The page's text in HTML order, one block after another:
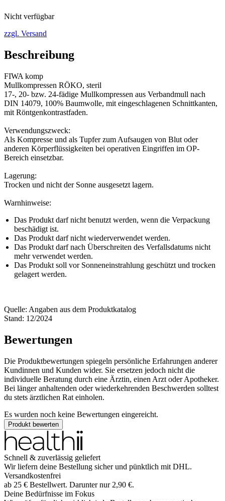
Nicht verfügbar
zzgl. Versand
Beschreibung
FIWA komp
Mullkompressen RÖKO, steril
17-, 20- bzw. 24-fädige Mullkompressen aus Verbandmull nach
DIN 14079, 100% Baumwolle, mit eingeschlagenen Schnittkanten,
mit Röntgenkontrastfaden.
Verwendungszweck:
Als Kompresse und als Tupfer zum Aufsaugen von Blut oder
anderen Körperflüssigkeiten bei operativen Eingriffen im OP-
Bereich einsetzbar.
Lagerung:
Trocken und nicht der Sonne ausgesetzt lagern.
Warnhinweise:
Das Produkt darf nicht benutzt werden, wenn die Verpackung
beschädigt ist.
Das Produkt darf nicht wiederverwendet werden.
Das Produkt darf nach Überschreiten des Verfallsdatums nicht
mehr verwendet werden.
Das Produkt soll vor Sonneneinstrahlung geschützt und trocken
gelagert werden.
Quelle: Angaben aus dem Produktkatalog
Stand: 12/2024
Bewertungen
Die Produktbewertungen spiegeln persönliche Erfahrungen anderer
Kundinnen und Kunden wider. Sie ersetzen jedoch nicht die
individuelle Beratung durch eine Ärztin, einen Arzt oder Apotheker.
Bei länger anhaltenden oder wiederkehrenden Beschwerden solltest
du stets ärztlichen Rat einholen.
Es wurden noch keine Bewertungen eingereicht.
Produkt bewerten
Schnell & zuverlässig geliefert
Wir liefern deine Bestellung sicher und pünktlich mit DHL.
Versandkostenfrei
ab 25 € Bestellwert. Darunter nur 2,90 €.
Deine Bedürfnisse im Fokus